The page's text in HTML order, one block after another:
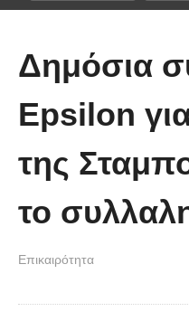
πρώτη στιγμή
νοηματική με
Δημόσια
Epsilon
της
το
Επικαιρότητα